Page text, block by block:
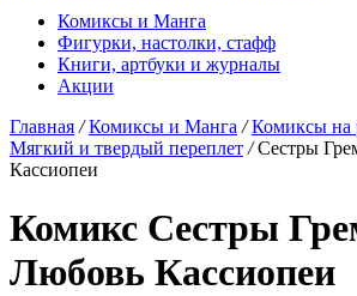
Комиксы и Манга
Фигурки, настолки, стафф
Книги, артбуки и журналы
Акции
Главная / Комиксы и Манга / Комиксы на
Мягкий и твердый переплет / Сестры
Кассиопеи
Комикс Сестры
Любовь Кассиопеи